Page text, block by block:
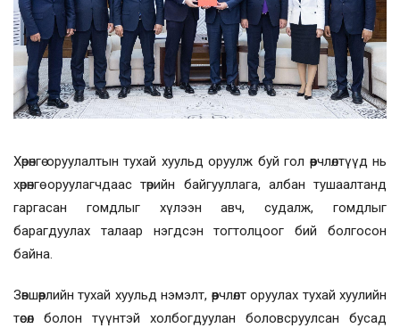
Хөрөнгө оруулалтын тухай хуульд оруулж буй гол өөрчлөлтүүд нь
хөрөнгө оруулагчдаас төрийн байгууллага, албан тушаалтанд
гаргасан гомдлыг хүлээн авч, судалж, гомдлыг
барагдуулах талаар нэгдсэн тогтолцоог бий болгосон
байна.
Зөвшөөрлийн тухай хуульд нэмэлт, өөрчлөлт оруулах тухай хуулийн
төсөл болон түүнтэй холбогдуулан боловсруулсан бусад